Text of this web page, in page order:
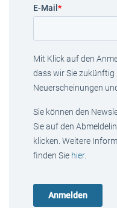
E-Mail *
Mit Klick auf den
dass wir Sie zukünftig
Neuerscheinungen
Sie können den
Sie auf den
klicken. Weitere
finden Sie hier.